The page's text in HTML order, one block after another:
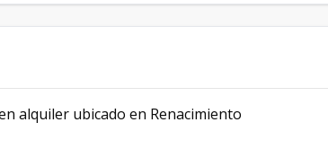
alquiler ubicado en Renacimiento